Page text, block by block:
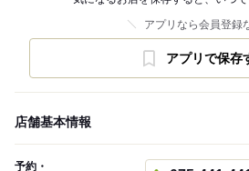
アプリなら会員登録
アプリで保存
店舗基本情報
予約・